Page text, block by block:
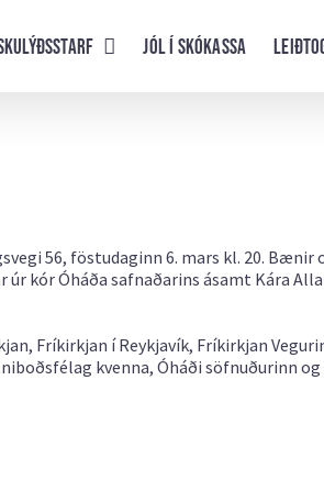
Jól í skókassa
56, föstudaginn 6. mars kl. 20. Bænir
kór Óháða safnaðarins ásamt Kára
Fríkirkjan í Reykjavík, Fríkirkjan
kvenna, Óháði söfnuðurinn